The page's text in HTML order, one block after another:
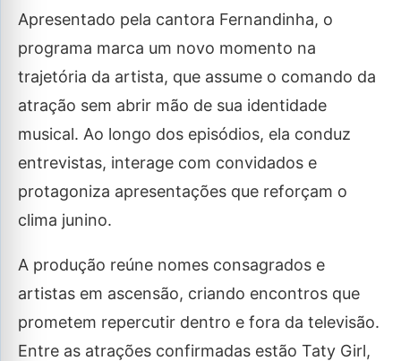
Apresentado pela cantora Fernandinha, o
programa marca um novo momento na
trajetória da artista, que assume o comando da
atração sem abrir mão de sua identidade
musical. Ao longo dos episódios, ela conduz
entrevistas, interage com convidados e
protagoniza apresentações que reforçam o
clima junino.
A produção reúne nomes consagrados e
artistas em ascensão, criando encontros que
prometem repercutir dentro e fora da televisão.
Entre as atrações confirmadas estão Taty Girl,